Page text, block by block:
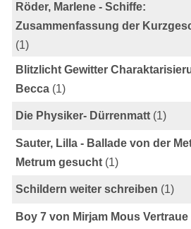
Röder, Marlene - Schiffe:
Zusammenfassung der
(1)
Blitzlicht Gewitter
Becca (1)
Die Physiker- Dürrenmatt (1)
Sauter, Lilla - Ballade von der
Metrum gesucht (1)
Schildern weiter schreiben (1)
Boy 7 von Mirjam Mous Vertraue